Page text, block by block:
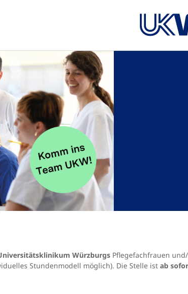
Würzburgs Pflegefachfrauen
Stundenmodell möglich). Die Stelle ist ab